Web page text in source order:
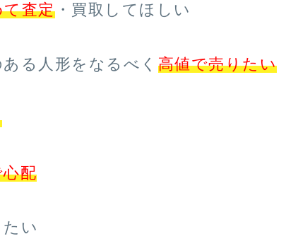
査定・買取してほしい
る人形をなるべく 高値で売りたい
配
い